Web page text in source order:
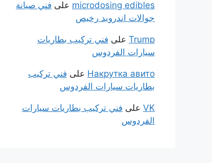
microdosing edibles على فني صيانة
جوالات اندرويد رخيص
Trump على فني تركيب بطاريات
سيارات الفردوس
Накрутка авито على فني تركيب
بطاريات سيارات الفردوس
VK على فني تركيب بطاريات سيارات
الفردوس